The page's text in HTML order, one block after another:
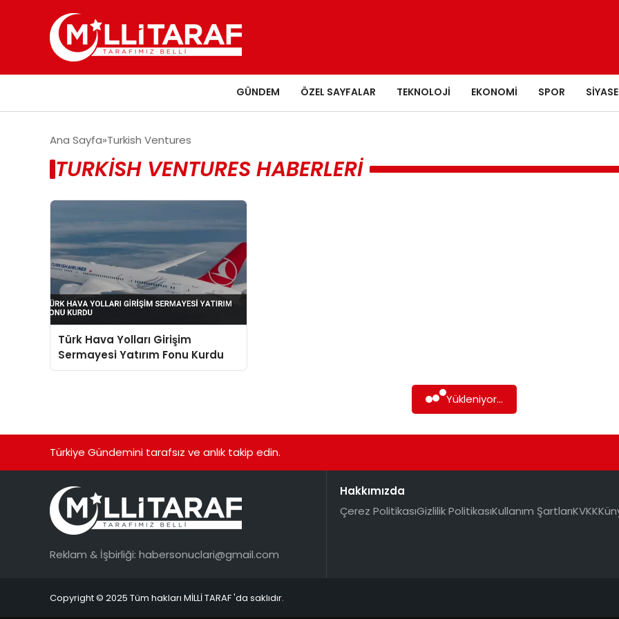
GÜNDEM ÖZEL SAYFALAR TEKNOLOJI EKONOMI SPOR
Ana Sayfa Turkish Ventures
TURKISH VENTURES HABERLERI
Türk Hava Yolları Girişim
Sermayesi Yatırım Fonu Kurdu
Yükleniyor...
Türkiye Gündemini tarafsız ve anlık takip edin.
Reklam & İşbirliği: habersonuclari@gmail.com
Hakkımızda
Çerez PolitikasıGizlilik PolitikasıKullanım ŞartlarıKVKK
Copyright © 2025 Tüm hakları MİLLİ TARAF 'da saklıdır.